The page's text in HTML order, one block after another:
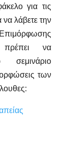
για τις
λάβετε την
πρέπει να
σεμινάριο
των